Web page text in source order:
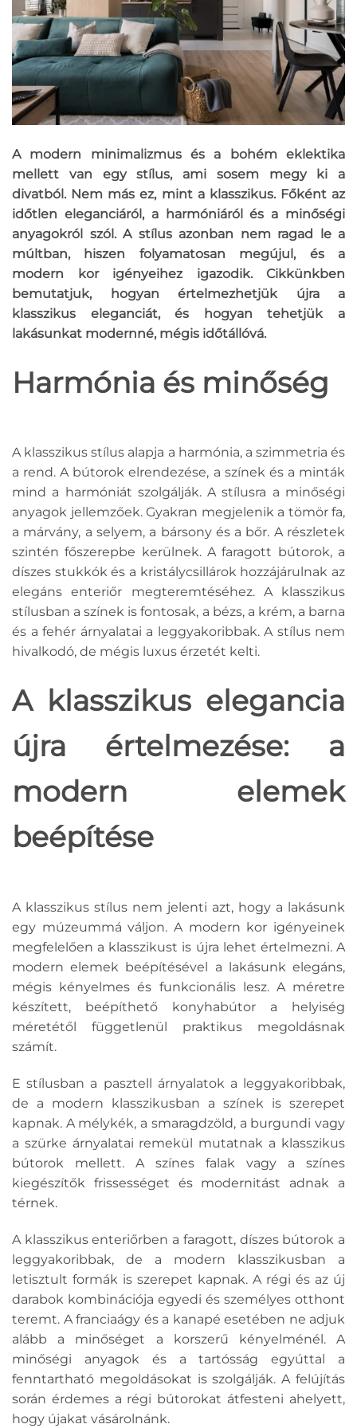
A modern minimalizmus és a bohém eklektika
mellett van egy stílus, ami sosem megy ki a
divatból. Nem más ez, mint a klasszikus. Főként az
időtlen eleganciáról, a harmóniáról és a minőségi
anyagokról szól. A stílus azonban nem ragad le a
múltban, hiszen folyamatosan megújul, és a
modern kor igényeihez igazodik. Cikkünkben
bemutatjuk, hogyan értelmezhetjük újra a
klasszikus eleganciát, és hogyan tehetjük a
lakásunkat modernné, mégis időtállóvá.
Harmónia és minőség
A klasszikus stílus alapja a harmónia, a szimmetria és
a rend. A bútorok elrendezése, a színek és a minták
mind a harmóniát szolgálják. A stílusra a minőségi
anyagok jellemzőek. Gyakran megjelenik a tömör fa,
a márvány, a selyem, a bársony és a bőr. A részletek
szintén főszerepbe kerülnek. A faragott bútorok, a
díszes stukkók és a kristálycsillárok hozzájárulnak az
elegáns enteriőr megteremtéséhez. A klasszikus
stílusban a színek is fontosak, a bézs, a krém, a barna
és a fehér árnyalatai a leggyakoribbak. A stílus nem
hivalkodó, de mégis luxus érzetét kelti.
A klasszikus elegancia
újra értelmezése: a
modern elemek
beépítése
A klasszikus stílus nem jelenti azt, hogy a lakásunk
egy múzeummá váljon. A modern kor igényeinek
megfelelően a klasszikust is újra lehet értelmezni. A
modern elemek beépítésével a lakásunk elegáns,
mégis kényelmes és funkcionális lesz. A méretre
készített, beépíthető konyhabútor a helyiség
méretétől függetlenül praktikus megoldásnak
számít.
E stílusban a pasztell árnyalatok a leggyakoribbak,
de a modern klasszikusban a színek is szerepet
kapnak. A mélykék, a smaragdzöld, a burgundi vagy
a szürke árnyalatai remekül mutatnak a klasszikus
bútorok mellett. A színes falak vagy a színes
kiegészítők frissességet és modernitást adnak a
térnek.
A klasszikus enteriőrben a faragott, díszes bútorok a
leggyakoribbak, de a modern klasszikusban a
letisztult formák is szerepet kapnak. A régi és az új
darabok kombinációja egyedi és személyes otthont
teremt. A franciaágy és a kanapé esetében ne adjuk
alább a minőséget a korszerű kényelménél. A
minőségi anyagok és a tartósság egyúttal a
fenntartható megoldásokat is szolgálják. A felújítás
során érdemes a régi bútorokat átfesteni ahelyett,
hogy újakat vásárolnánk.